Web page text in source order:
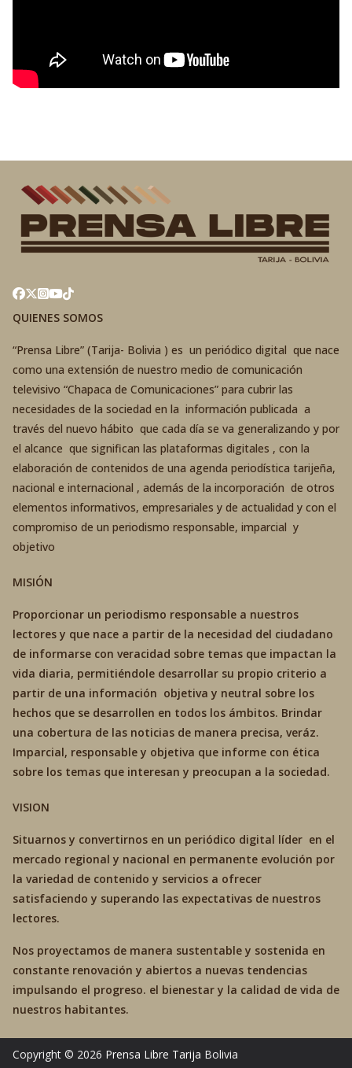
QUIENES SOMOS
“Prensa Libre” (Tarija- Bolivia ) es un periódico digital que nace
como una extensión de nuestro medio de comunicación
televisivo “Chapaca de Comunicaciones” para cubrir las
necesidades de la sociedad en la información publicada a
través del nuevo hábito que cada día se va generalizando y por
el alcance que significan las plataformas digitales , con la
elaboración de contenidos de una agenda periodística tarijeña,
nacional e internacional , además de la incorporación de otros
elementos informativos, empresariales y de actualidad y con el
compromiso de un periodismo responsable, imparcial y
objetivo
MISIÓN
Proporcionar un periodismo responsable a nuestros
lectores y que nace a partir de la necesidad del ciudadano
de informarse con veracidad sobre temas que impactan la
vida diaria, permitiéndole desarrollar su propio criterio a
partir de una información objetiva y neutral sobre los
hechos que se desarrollen en todos los ámbitos. Brindar
una cobertura de las noticias de manera precisa, veráz.
Imparcial, responsable y objetiva que informe con ética
sobre los temas que interesan y preocupan a la sociedad.
VISION
Situarnos y convertirnos en un periódico digital líder en el
mercado regional y nacional en permanente evolución por
la variedad de contenido y servicios a ofrecer
satisfaciendo y superando las expectativas de nuestros
lectores.
Nos proyectamos de manera sustentable y sostenida en
constante renovación y abiertos a nuevas tendencias
impulsando el progreso. el bienestar y la calidad de vida de
nuestros habitantes.
Copyright © 2026 Prensa Libre Tarija Bolivia